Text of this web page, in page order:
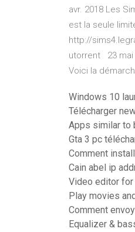
avr. 2018 Les
est la seule
http://
utorrent 23 mai
Voici la
Windows 10
Télécharger
Apps similar to
Gta 3 pc
Comment
Cain abel ip
Video editor
Play movies
Comment
Equalizer &